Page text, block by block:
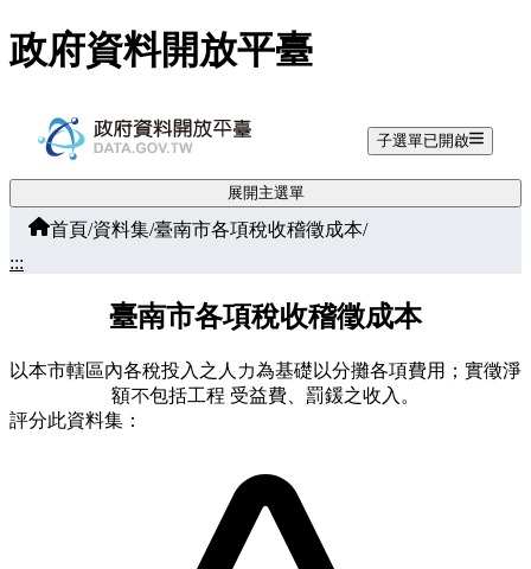
跳至主要內容
政府資料開放平臺
子選單已開啟
展開主選單
首頁/資料集/臺南市各項稅收稽徵成本/
:::
臺南市各項稅收稽徵成本
以本市轄區內各稅投入之人力為基礎以分攤各項費用；實徵淨
額不包括工程 受益費、罰鍰之收入。
評分此資料集：